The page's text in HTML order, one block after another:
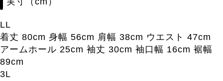
LL
着丈 80cm 身幅 56cm 肩幅 38cm ウエスト 47cm
アームホール 25cm 袖丈 30cm 袖口幅 16cm 裾幅
89cm
3L